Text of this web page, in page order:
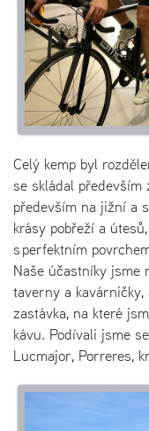
Celý kemp byl
se skládal především
především na jižní a
krásy pobřeží a
s perfektním
Naše účastníky jsme
taverny a
zastávka, na které
kávu. Podívali jsme
Lucmajor, Porreres,